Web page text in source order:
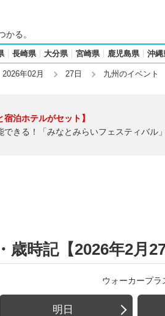
かる。
長崎県 大分県 宮崎県 鹿児島県 沖縄
2026年02月 27日 九州のイベント
宿泊ホテルがセット】
できる！「みなとみらいフェスティバル
歳時記【2026年2月27
ウォーカープラ
明日